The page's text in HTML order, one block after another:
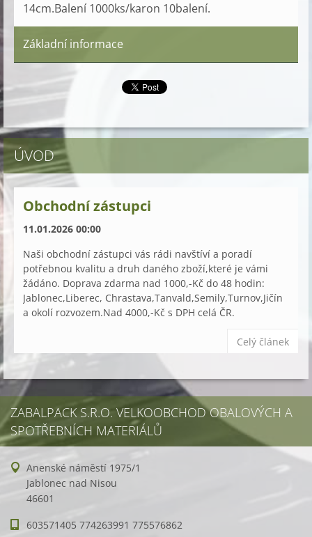
14cm.Balení 1000ks/karon 10balení.
Základní informace
ÚVOD
Obchodní zástupci
11.01.2026 00:00
Naši obchodní zástupci vás rádi navštíví a poradí
potřebnou kvalitu a druh daného zboží,které je vámi
žádáno. Doprava zdarma nad 1000,-Kč do 48 hodin:
Jablonec,Liberec, Chrastava,Tanvald,Semily,Turnov,Jičín
a okolí rozvozem.Nad 4000,-Kč s DPH celá ČR.
Celý článek
ZABALPACK S.R.O. VELKOOBCHOD OBALOVÝCH A
SPOTŘEBNÍCH MATERIÁLŮ
Anenské náměstí 1975/1
Jablonec nad Nisou
46601
603571405 774263991 775576862